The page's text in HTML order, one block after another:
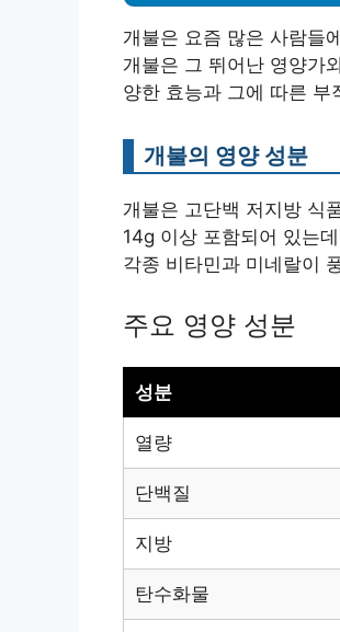
개불은 요즘 많은 사람들
개불은 그 뛰어난 영양가
양한 효능과 그에 따른 부
개불의 영양 성분
개불은 고단백 저지방 식
14g 이상 포함되어 있는
각종 비타민과 미네랄이
주요 영양 성분
성분
열량
단백질
지방
탄수화물